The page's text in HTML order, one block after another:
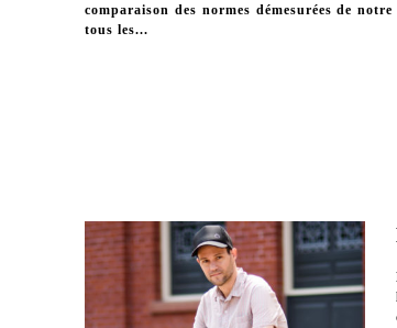
comparaison des normes démesurées de
tous les...